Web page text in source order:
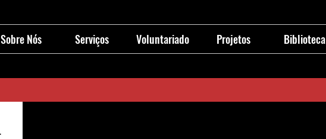
Sobre Nós Serviços Voluntariado Projetos Biblioteca